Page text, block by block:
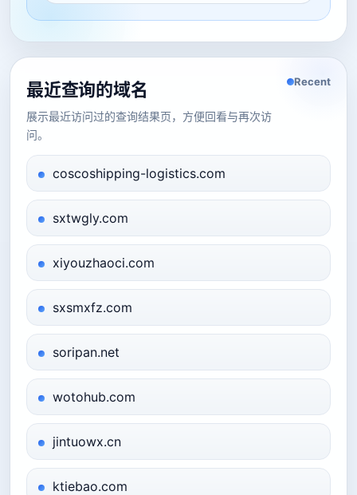
最近查询的域名
展示最近访问过的查询结果页，方便回看与再次访
问。
Recent
coscoshipping-logistics.com
sxtwgly.com
xiyouzhaoci.com
sxsmxfz.com
soripan.net
wotohub.com
jintuowx.cn
ktiebao.com